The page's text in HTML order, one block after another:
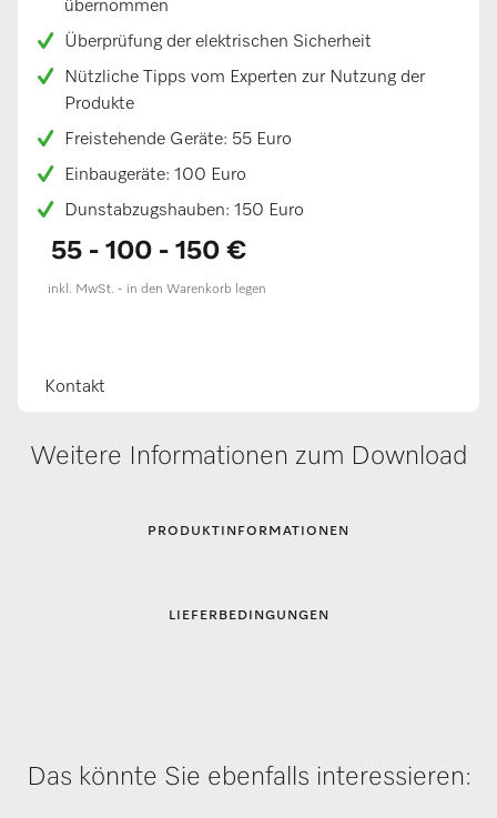
übernommen
Überprüfung der elektrischen Sicherheit
Nützliche Tipps vom Experten zur Nutzung der
Produkte
Freistehende Geräte: 55 Euro
Einbaugeräte: 100 Euro
Dunstabzugshauben: 150 Euro
55 - 100 - 150 €
inkl. MwSt. - in den Warenkorb legen
Kontakt
Weitere Informationen zum Download
PRODUKTINFORMATIONEN
LIEFERBEDINGUNGEN
Das könnte Sie ebenfalls interessieren: